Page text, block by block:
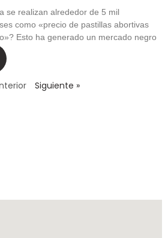
se realizan alrededor de 5 mil
como «precio de pastillas abortivas
Esto ha generado un mercado negro
Siguiente »